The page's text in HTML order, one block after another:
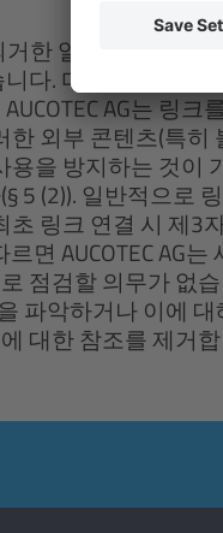
한 일반 법에 따라
. 다른 제공자가
AG는 링
한 외부 콘텐츠(특
용을 방지하는 것
5 (2)). 일반적으로
초 링크 연결 시 제
면 AUCOTEC AG
점검할 의무가 없습
파악하거나 이에
대한 참조를 제거